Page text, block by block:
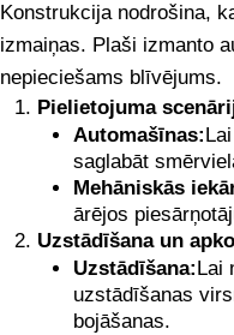
Konstrukcija nodrošina,
izmaiņas. Plaši izmanto
nepieciešams blīvējums.
Pielietojuma
Automašīnas:
saglabāt
Mehāniskās
ārējos
Uzstādīšana un
Uzstādīšana: Lai
uzstādīšanas
bojāšanas.